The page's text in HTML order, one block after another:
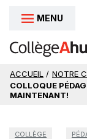
Aller au contenu
MENU
ACCUEIL / NOTRE
COLLOQUE
MAINTENANT!
COLLÈGE